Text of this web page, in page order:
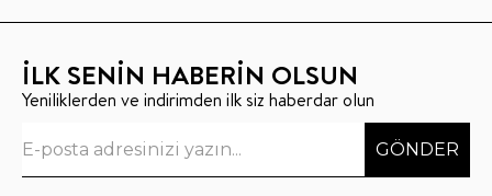
İLK SENİN HABERİN OLSUN
Yeniliklerden ve indirimden ilk siz haberdar olun
GÖNDER